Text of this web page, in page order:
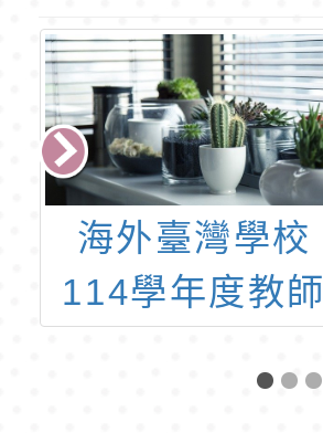
會」
海外臺灣學校
114學年度教師